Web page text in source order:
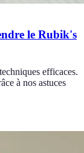
le Rubik's
efficaces.
à nos astuces